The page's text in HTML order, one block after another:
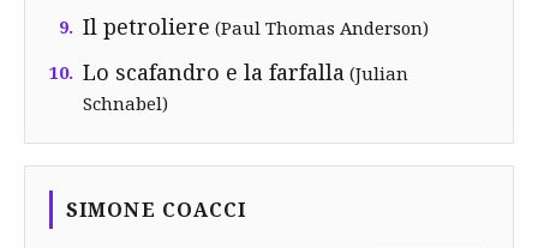
9. Il petroliere (Paul Thomas Anderson)
10. Lo scafandro e la farfalla (Julian
Schnabel)
SIMONE COACCI